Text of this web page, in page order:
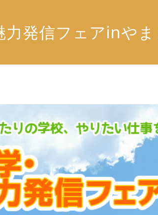
力発信フェアinや